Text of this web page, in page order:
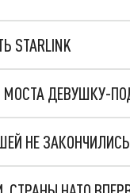
НЕ ЗАКОНЧИЛИСЬ